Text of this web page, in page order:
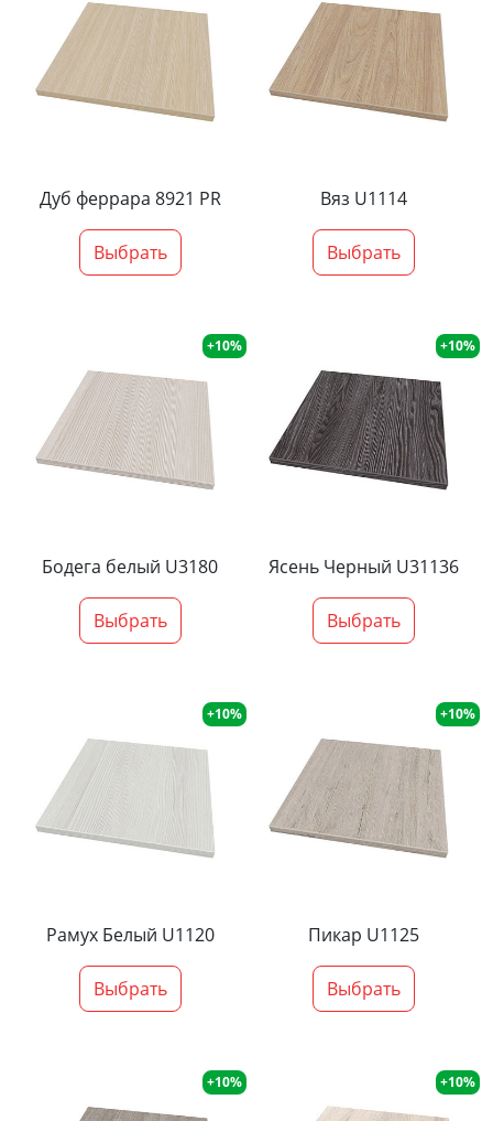
Дуб феррара 8921 PR
Выбрать
Вяз U1114
Выбрать
+10%
Бодега белый U3180
Выбрать
+10%
Ясень Черный U31136
Выбрать
+10%
Рамух Белый U1120
Выбрать
+10%
Пикар U1125
Выбрать
+10% +10%